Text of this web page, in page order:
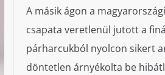
A másik ágon a
csapata veretlenül jutott a
párharcukból nyolcon sikert
döntetlen árnyékolta be